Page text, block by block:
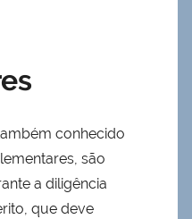
conhecido
são
a diligência
que deve